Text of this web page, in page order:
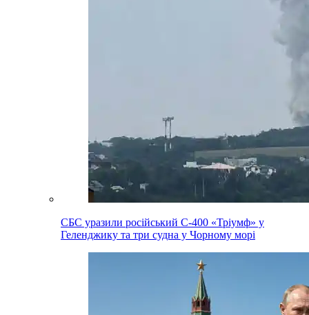
СБС уразили російський С-400 «Тріумф» у
Геленджику та три судна у Чорному морі